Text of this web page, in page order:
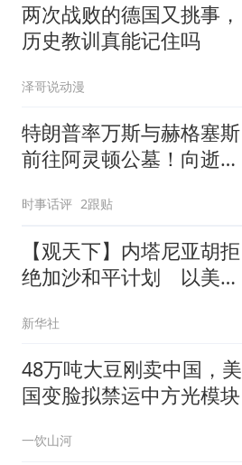
两次战败的德国又挑事，
历史教训真能记住吗
泽哥说动漫
特朗普率万斯与赫格塞斯
前往阿灵顿公墓！向逝去
时事话评 2跟贴
【观天下】内塔尼亚胡拒
绝加沙和平计划 以美一
新华社
48万吨大豆刚卖中国，美
国变脸拟禁运中方光模块
一饮山河